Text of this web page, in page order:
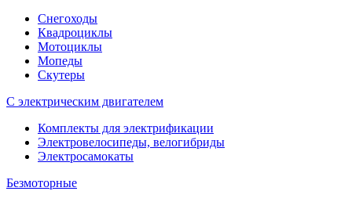
Снегоходы
Квадроциклы
Мотоциклы
Мопеды
Скутеры
С электрическим двигателем
Комплекты для электрификации
Электровелосипеды, велогибриды
Электросамокаты
Безмоторные